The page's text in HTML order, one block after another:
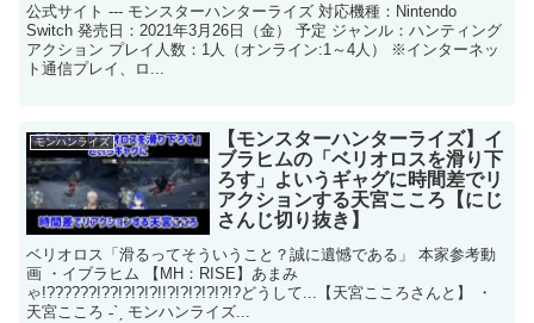
公式サイト --- モンスターハンターライズ 対応機種：Nintendo
Switch 発売日：2021年3月26日（金） 予定 ジャンル：ハンティング
アクション プレイ人数：1人（オンライン:1～4人） ※インターネッ
ト通信プレイ、ロ...
モンハンライズ
【モンスターハンターライズ】イ
ブラヒムの「ベリオロスを滑り下
ろす」よいうギャグに時間差でリ
アクションする天宮こころ【にじ
さんじ切り抜き】
ベリオロス「滑るってそういうこと？誠に遺憾である」 本家参考動
画 ・イブラヒム 【MH：RISE】あまみ
ゃ!??????!??!?!?!?!!?!?!?!?!?!?どうして...【天宮こころさんと】 ・
天宮こころ ˗ˋˏ モンハンライズ...